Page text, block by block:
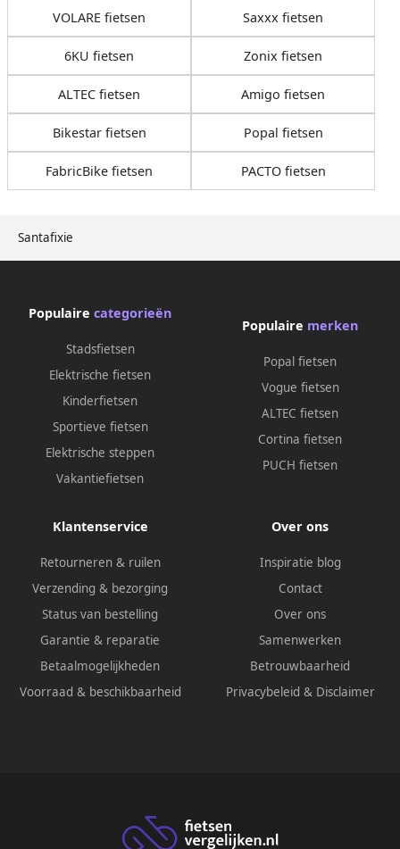
Santafixie
VOLARE fietsen Saxxx fietsen
6KU fietsen Zonix fietsen
ALTEC fietsen Amigo fietsen
Bikestar fietsen Popal fietsen
FabricBike fietsen PACTO fietsen
Populaire categorieën
Stadsfietsen
Elektrische fietsen
Kinderfietsen
Sportieve fietsen
Elektrische steppen
Vakantiefietsen
Populaire merken
Popal fietsen
Vogue fietsen
ALTEC fietsen
Cortina fietsen
PUCH fietsen
Klantenservice
Retourneren & ruilen
Verzending & bezorging
Status van bestelling
Garantie & reparatie
Betaalmogelijkheden
Voorraad & beschikbaarheid
Over ons
Inspiratie blog
Contact
Over ons
Samenwerken
Betrouwbaarheid
Privacybeleid & Disclaimer